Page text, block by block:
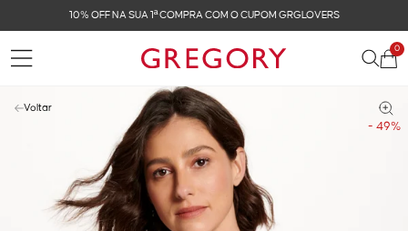
10% OFF NA SUA 1ª COMPRA COM O CUPOM GRGLOVERS
0
- 49%
Voltar